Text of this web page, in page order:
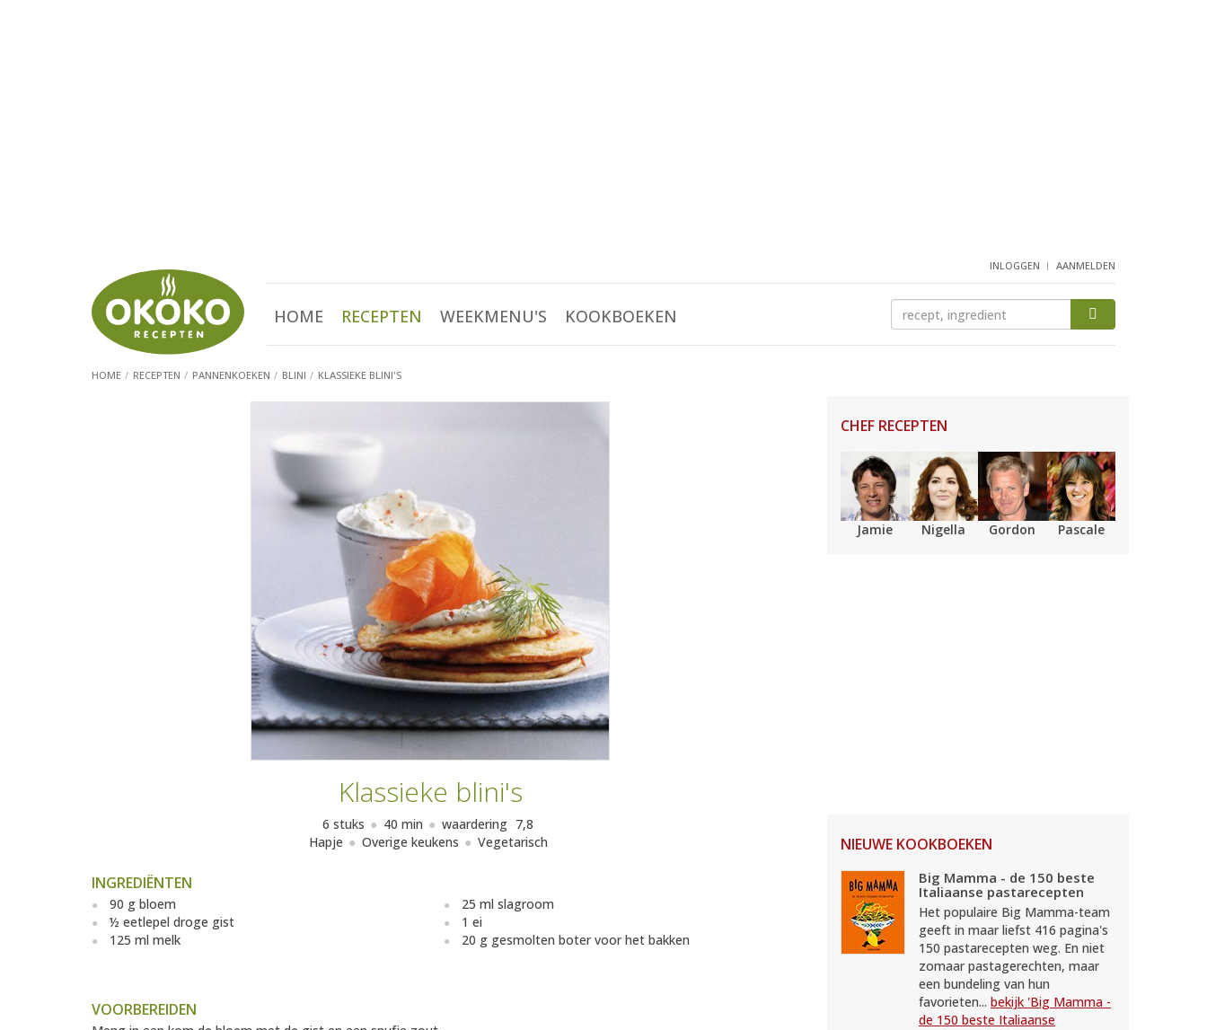
INLOGGEN AANMELDEN
HOME RECEPTEN WEEKMENU'S KOOKBOEKEN
HOME RECEPTEN PANNENKOEKEN BLINI KLASSIEKE BLINI'S
Klassieke blini's
6 stuks 40 min waardering 7,8
Hapje
Overige keukens Vegetarisch
INGREDIËNTEN
90 g bloem
½ eetlepel droge gist
125 ml melk
25 ml slagroom
1 ei
20 g gesmolten boter voor het bakken
VOORBEREIDEN
CHEF RECEPTEN
Jamie Nigella Gordon Pascale
NIEUWE KOOKBOEKEN
Big Mamma - de 150 beste
Italiaanse pastarecepten
Het populaire Big Mamma-team
geeft in maar liefst 416 pagina's
150 pastarecepten weg. En niet
zomaar pastagerechten, maar
een bundeling van hun
favorieten... bekijk 'Big Mamma -
de 150 beste Italiaanse